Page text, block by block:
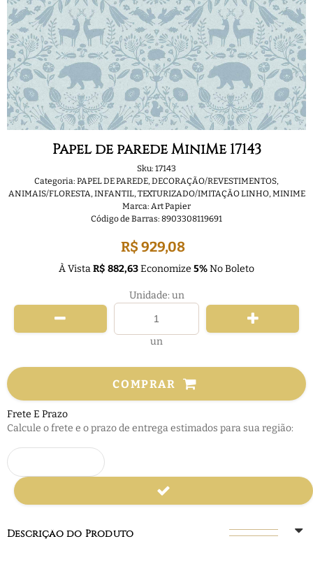
Papel de parede MiniMe 17143
Sku: 17143
Categoria: PAPEL DE PAREDE,DECORAÇÃO/REVESTIMENTOS,
ANIMAIS/FLORESTA,INFANTIL,TEXTURIZADO/IMITAÇÃO LINHO,MINIME
Marca: Art Papier
Código de Barras: 8903308119691
R$ 929,08
À VistaR$ 882,63Economize 5%No Boleto
Unidade: un
un
COMPRAR
Frete E Prazo
Calcule o frete e o prazo de entrega estimados para sua região:
Descrição do Produto